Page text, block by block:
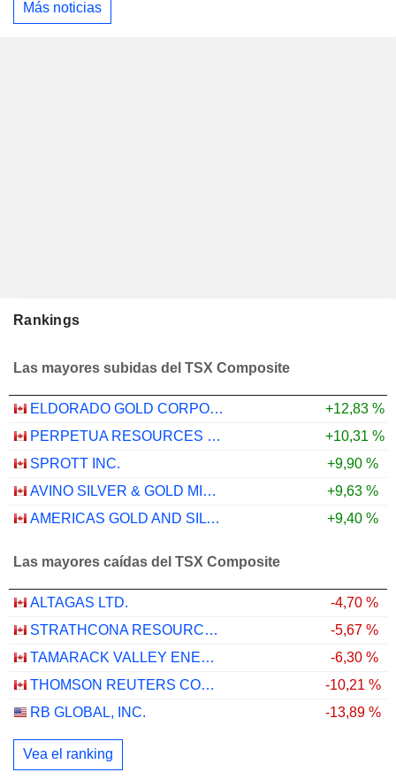
Más noticias
Rankings
Las mayores subidas del TSX Composite
ELDORADO GOLD CORPORATION
+12,83 %
PERPETUA RESOURCES CORP.
+10,31 %
SPROTT INC.
+9,90 %
AVINO SILVER & GOLD MINES LTD.
+9,63 %
AMERICAS GOLD AND SILVER CORPORATION
+9,40 %
Las mayores caídas del TSX Composite
ALTAGAS LTD.
-4,70 %
STRATHCONA RESOURCES LTD.
-5,67 %
TAMARACK VALLEY ENERGY LTD.
-6,30 %
THOMSON REUTERS CORPORATION
-10,21 %
RB GLOBAL, INC.
-13,89 %
Vea el ranking